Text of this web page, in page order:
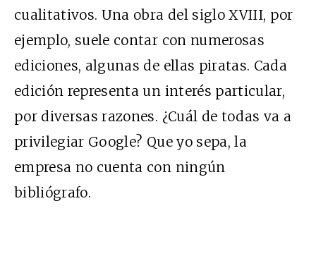
cualitativos. Una obra del siglo XVIII, por
ejemplo, suele contar con numerosas
ediciones, algunas de ellas piratas. Cada
edición representa un interés particular,
por diversas razones. ¿Cuál de todas va a
privilegiar Google? Que yo sepa, la
empresa no cuenta con ningún
bibliógrafo.